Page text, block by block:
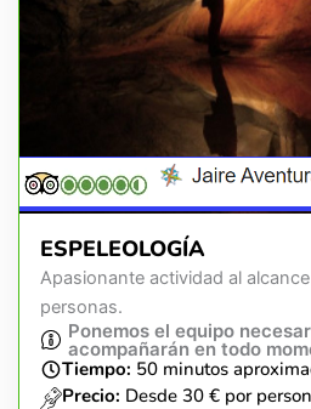
ESPELEOLOGÍA
Apasionante actividad al
personas.
Ponemos el equipo
acompañarán en todo
Tiempo: 50 minutos
Precio: Desde 30 € por